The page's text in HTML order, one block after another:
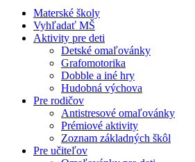
Materské školy
Vyhľadať MŠ
Aktivity pre deti
Detské omaľovánky
Grafomotorika
Dobble a iné hry
Hudobná výchova
Pre rodičov
Antistresové omaľovánky
Prémiové aktivity
Zoznam základných škôl
Pre učiteľov